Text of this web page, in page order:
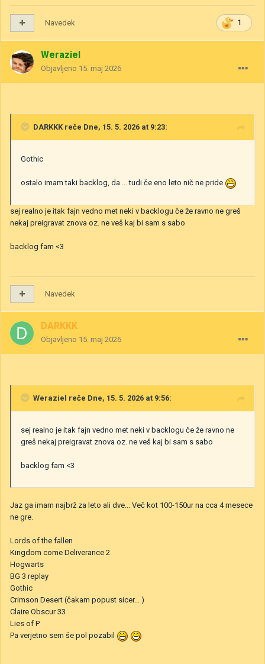
1
Navedek
Weraziel
Objavljeno 15. maj 2026
DARKKKreče Dne, 15. 5. 2026 at 9:23:
Gothic
ostalo imam taki backlog, da ... tudi če eno leto nič ne pride
sej realno je itak fajn vedno met neki v backlogu če že ravno ne greš
nekaj preigravat znova oz. ne veš kaj bi sam s sabo
backlog fam <3
Navedek
DARKKK
Objavljeno 15. maj 2026
Weraziel reče Dne, 15. 5. 2026 at 9:56:
sej realno je itak fajn vedno met neki v backlogu če že ravno ne
greš nekaj preigravat znova oz. ne veš kaj bi sam s sabo
backlog fam <3
Jaz ga imam najbrž za leto ali dve... Več kot 100-150ur na cca 4 mesece
ne gre.
Lords of the fallen
Kingdom come Deliverance 2
Hogwarts
BG 3 replay
Gothic
Crimson Desert (čakam popust sicer... )
Claire Obscur 33
Lies of P
Pa verjetno sem še pol pozabil